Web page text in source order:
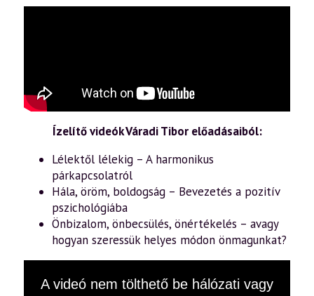
Ízelítő videók Váradi Tibor előadásaiból:
Lélektől lélekig – A harmonikus
párkapcsolatról
Hála, öröm, boldogság – Bevezetés a pozitív
pszichológiába
Önbizalom, önbecsülés, önértékelés – avagy
hogyan szeressük helyes módon önmagunkat?
A videó nem tölthető be hálózati vagy